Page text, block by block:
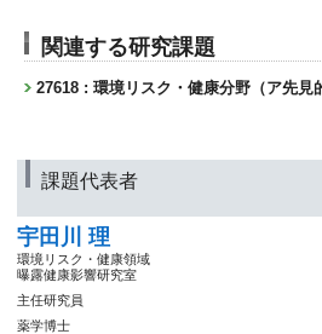
関連する研究課題
27618 : 環境リスク・健康分野（ア先見
課題代表者
宇田川 理
環境リスク・健康領域
曝露健康影響研究室
主任研究員
薬学博士